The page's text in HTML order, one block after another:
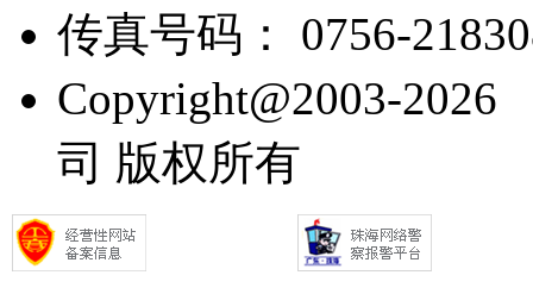
传真号码： 0756-
Copyright@2003-
司 版权所有